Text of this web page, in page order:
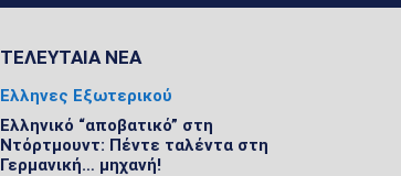
ΤΕΛΕΥΤΑΙΑ ΝΕΑ
Ελληνες Εξωτερικού
Ελληνικό “αποβατικό” στη
Ντόρτμουντ: Πέντε ταλέντα στη
Γερμανική… μηχανή!